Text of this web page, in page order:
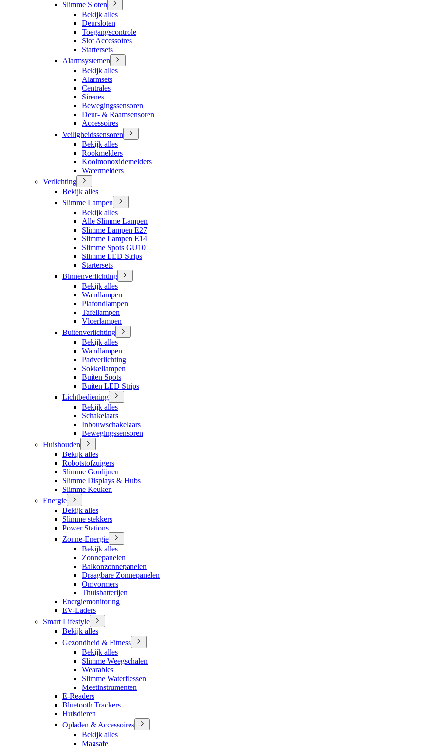
Slimme Sloten
Bekijk alles
Deursloten
Toegangscontrole
Slot Accessoires
Startersets
Alarmsystemen
Bekijk alles
Alarmsets
Centrales
Sirenes
Bewegingssensoren
Deur- & Raamsensoren
Accessoires
Veiligheidssensoren
Bekijk alles
Rookmelders
Koolmonoxidemelders
Watermelders
Verlichting
Bekijk alles
Slimme Lampen
Bekijk alles
Alle Slimme Lampen
Slimme Lampen E27
Slimme Lampen E14
Slimme Spots GU10
Slimme LED Strips
Startersets
Binnenverlichting
Bekijk alles
Wandlampen
Plafondlampen
Tafellampen
Vloerlampen
Buitenverlichting
Bekijk alles
Wandlampen
Padverlichting
Sokkellampen
Buiten Spots
Buiten LED Strips
Lichtbediening
Bekijk alles
Schakelaars
Inbouwschakelaars
Bewegingssensoren
Huishouden
Bekijk alles
Robotstofzuigers
Slimme Gordijnen
Slimme Displays & Hubs
Slimme Keuken
Energie
Bekijk alles
Slimme stekkers
Power Stations
Zonne-Energie
Bekijk alles
Zonnepanelen
Balkonzonnepanelen
Draagbare Zonnepanelen
Omvormers
Thuisbatterijen
Energiemonitoring
EV-Laders
Smart Lifestyle
Bekijk alles
Gezondheid & Fitness
Bekijk alles
Slimme Weegschalen
Wearables
Slimme Waterflessen
Meetinstrumenten
E-Readers
Bluetooth Trackers
Huisdieren
Opladen & Accessoires
Bekijk alles
Magsafe